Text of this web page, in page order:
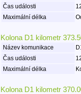
Čas události
Maximální délka
Kolona D1 kilometr
Název komunikace
Čas události
Maximální délka
Kolona D1 kilometr